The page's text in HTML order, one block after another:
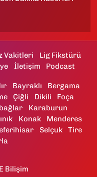
Vakitleri
Lig Fikstürü
İletişim Podcast
Bayraklı
Bergama
Çiğli Dikili
Foça
Karaburun
Konak
Menderes
Selçuk
Tire
Bilişim